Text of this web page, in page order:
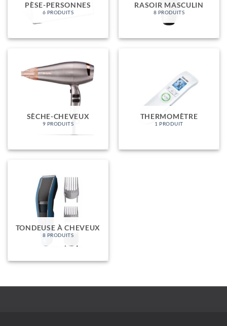
PÈSE-PERSONNES
6 PRODUITS
RASOIR MASCULIN
8 PRODUITS
SÈCHE-CHEVEUX
9 PRODUITS
THERMOMÈTRE
1 PRODUIT
TONDEUSE À CHEVEUX
8 PRODUITS